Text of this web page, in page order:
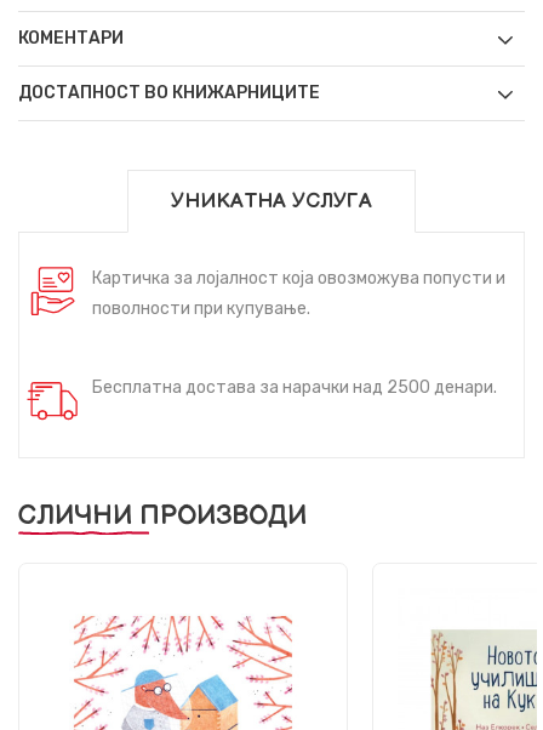
КОМЕНТАРИ
ДОСТАПНОСТ ВО КНИЖАРНИЦИТЕ
УНИКАТНА УСЛУГА
Картичка за лојалност која овозможува попусти и
поволности при купување.
Бесплатна достава за нарачки над 2500 денари.
СЛИЧНИ ПРОИЗВОДИ